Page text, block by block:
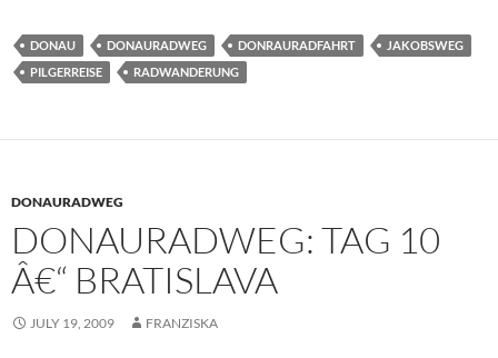
DONAU DONAURADWEG DONRAURADFAHRT
JAKOBSWEG
PILGERREISE
RADWANDERUNG
DONAURADWEG
DONAURADWEG: TAG 10
Â€“ BRATISLAVA
JULY 19, 2009 FRANZISKA